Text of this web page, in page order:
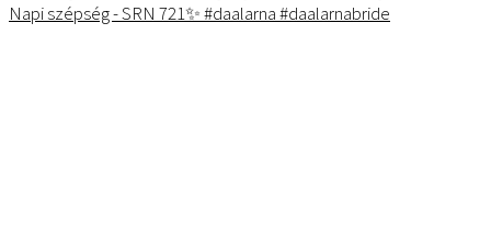
Napi szépség - SRN 721✨ #daalarna #daalarnabride